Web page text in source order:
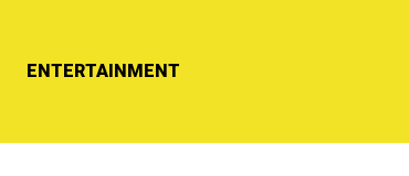
ENTERTAINMENT